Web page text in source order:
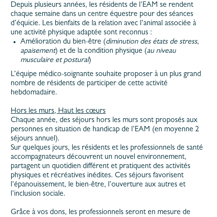
Depuis plusieurs années, les résidents de l’EAM se rendent
chaque semaine dans un centre équestre pour des séances
d’équicie. Les bienfaits de la relation avec l’animal associée à
une activité physique adaptée sont reconnus :
Amélioration du bien-être (diminution des états de stress,
apaisement) et de la condition physique (au niveau
musculaire et postural)
L’équipe médico-soignante souhaite proposer à un plus grand
nombre de résidents de participer de cette activité
hebdomadaire.
Hors les murs, Haut les cœurs
Chaque année, des séjours hors les murs sont proposés aux
personnes en situation de handicap de l’EAM (en moyenne 2
séjours annuel).
Sur quelques jours, les résidents et les professionnels de santé
accompagnateurs découvrent un nouvel environnement,
partagent un quotidien différent et pratiquent des activités
physiques et récréatives inédites. Ces séjours favorisent
l’épanouissement, le bien-être, l’ouverture aux autres et
l’inclusion sociale.
Grâce à vos dons, les professionnels seront en mesure de